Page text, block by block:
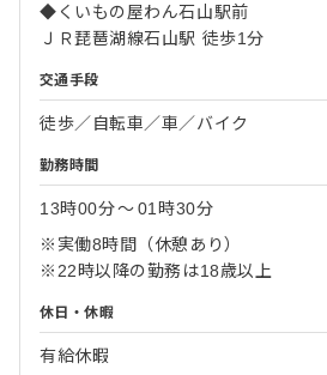
◆くいもの屋わん石山駅前
ＪＲ琵琶湖線石山駅 徒歩1分
交通手段
徒歩／自転車／車／バイク
勤務時間
13時00分〜01時30分
※実働8時間（休憩あり）
※22時以降の勤務は18歳以上
休日・休暇
有給休暇